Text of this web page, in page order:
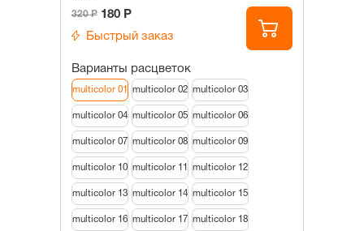
320 Р 180 Р
Быстрый заказ
Варианты расцветок
multicolor 01 multicolor 02 multicolor 03
multicolor 04 multicolor 05 multicolor 06
multicolor 07 multicolor 08 multicolor 09
multicolor 10 multicolor 11 multicolor 12
multicolor 13 multicolor 14 multicolor 15
multicolor 16 multicolor 17 multicolor 18